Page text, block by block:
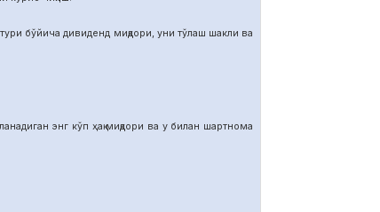
бўйича дивиденд миқдори, уни тўлаш шакли ва
энг кўп ҳақ миқдори ва у билан шартнома